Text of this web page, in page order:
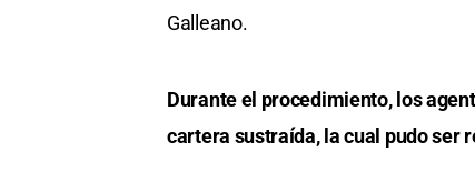
Galleano.
Durante el procedimiento, los
cartera sustraída, la cual pudo ser